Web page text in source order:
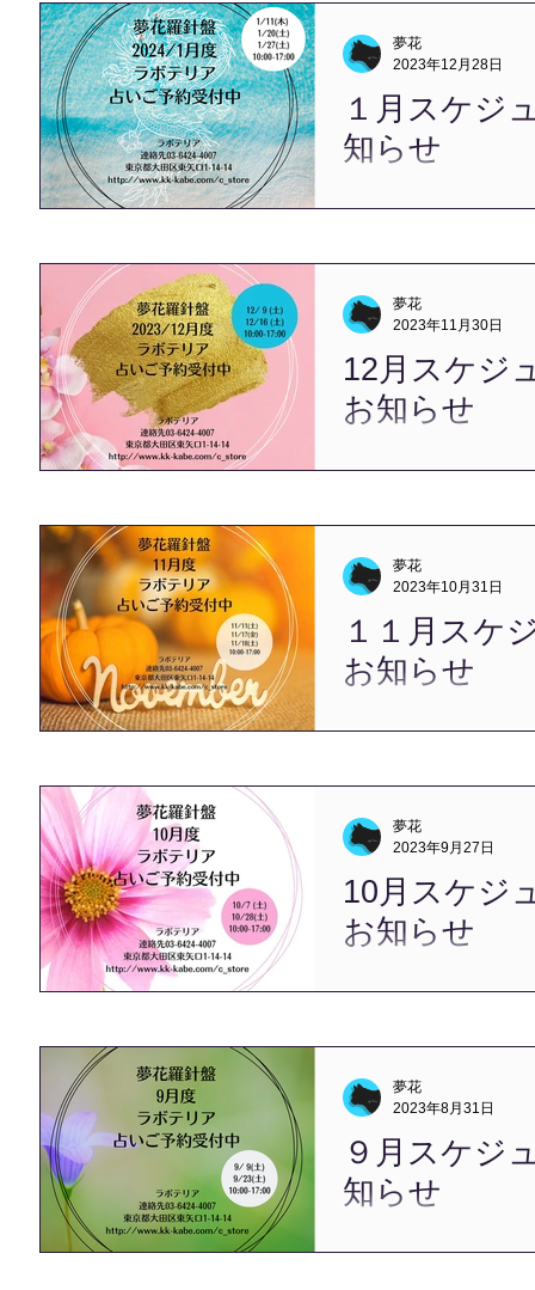
１月スケジ
知らせ
明日の公式LINE「今週の
は、1/4（木）を予定して
夢花
2023年12月28日
12月スケジ
お知らせ
ーーーーーーーーーーーー
いサービスのお問合せ、お
夢花
2023年11月30日
１１月スケ
お知らせ
おこたをだしております
LINEへ移行いたしました
夢花
2023年10月31日
10月スケジ
お知らせ
ールのお知らせです。
「JR北本駅」です。...
夢花
2023年9月27日
９月スケジ
知らせ
夢花
2023年8月31日